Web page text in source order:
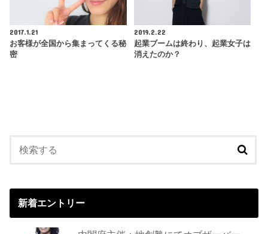
2017.1.21
お客様が全国から集まってくる秘
密
2019.2.22
起業ブームは終わり、起業女子は
消えたのか？
新着エントリー